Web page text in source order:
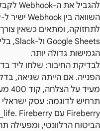
להגביל את ה-Webhook לקבלת בקשות מ-IP של לידקליינט בלבד — אם Fireberry תומכת בכך.
הגמישות גדולה יותר.
מעיד על הצלחה, קוד 400 מעיד על שגיאת שדה, קוד 401 מעיד על בעיית אימות.
תרחיש לדוגמה: עסק
הביטוח הרלוונטי, ומפעילה